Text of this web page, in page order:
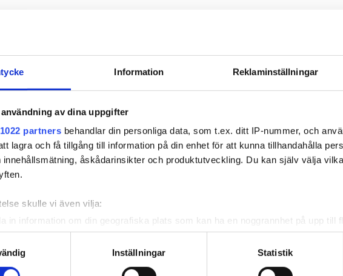
Information Reklaminställningar
av dina uppgifter
partners behandlar din personliga data, som t.ex. ditt IP-nummer, och
lagra och få tillgång till information på din enhet för att kunna tillhandahålla
innehållsmätning, åskådarinsikter och produktutveckling. Du kan själv välja
skulle vi även vilja:
in information om din geografiska plats som kan ha en noggrannhet på upp till
din enhet genom att aktivt skanna den för specifika kännetecken
om hur dina personliga uppgifter behandlas och ställ in dina preferenser i
ditt samtycke när som helst från cookie-förklaringen.
Inställningar Statistik
Installatörsföretagen har tillgång till entreprenadjuridisk
info på
på vårt nyhetsbrev och få nyheter, tips och bevakningar rakt ner i